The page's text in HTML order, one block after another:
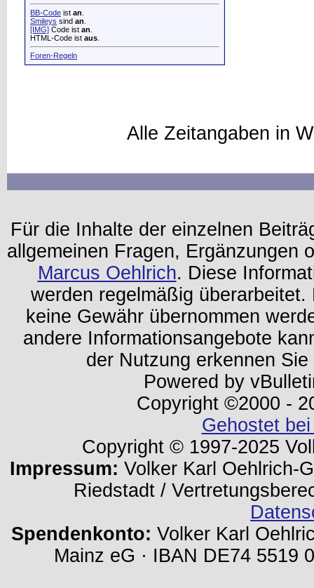
BB-Code ist an
Smileys sind an
[IMG] Code ist an
HTML-Code ist aus
Foren-Regeln
Alle Zeitangaben in
Für die Inhalte der einzelnen
allgemeinen Fragen, Ergänzungen
Marcus Oehlrich. Diese
werden regelmäßig
keine Gewähr übernommen
andere Informationsangebote
der Nutzung erkennen
Powered by
Copyright ©2000 -
Gehostet
Copyright © 1997-2025
Impressum: Volker Karl Oehlrich-
Riedstadt /
Spendenkonto: Volker Karl
Mainz eG · IBAN DE74 5519